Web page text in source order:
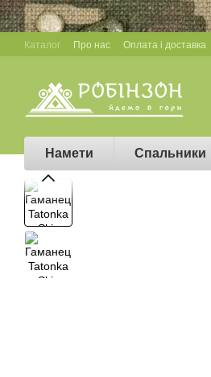
Перейти до основного контенту
Каталог Про нас Оплата і доставка
Намети Спальники